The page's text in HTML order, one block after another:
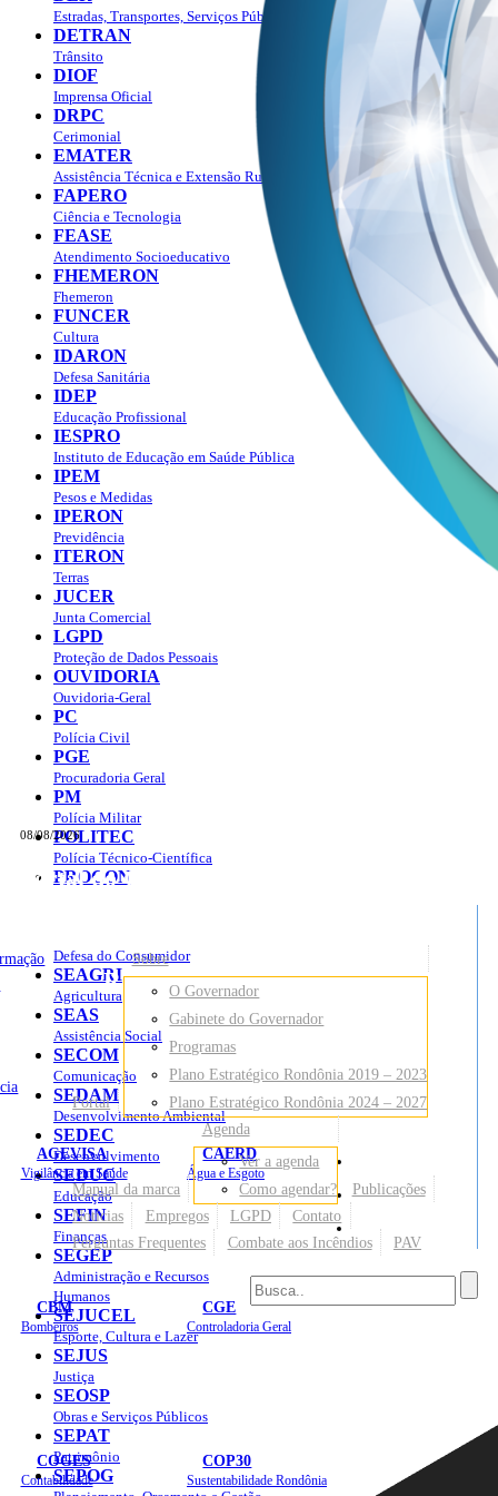
08/08/2026
Portal do Governo do
Rondônia
AGEVISA
Vigilância em Saúde
CAERD
Água e Esgoto
CBM
Bombeiros
CGE
Controladoria Geral
COGES
Contabilidade
COP30
Sustentabilidade Rondônia
Sites
Portal
Sobre
O Governador
Gabinete do Governador
Programas
Plano Estratégico Rondônia 2019 – 2023
Plano Estratégico Rondônia 2024 – 2027
Manual da marca
Agenda
Ver a agenda
Como agendar?
Publicações
Notícias
Empregos LGPD
Contato
Perguntas Frequentes
Combate aos Incêndios PAV
Estradas, Transportes, Serviços Públicos
DETRAN
Trânsito
DIOF
Imprensa Oficial
DRPC
Cerimonial
EMATER
Assistência Técnica e Extensão Rural
FAPERO
Ciência e Tecnologia
FEASE
Atendimento Socioeducativo
FHEMERON
Fhemeron
FUNCER
Cultura
IDARON
Defesa Sanitária
IDEP
Educação Profissional
IESPRO
Instituto de Educação em Saúde Pública
IPEM
Pesos e Medidas
IPERON
Previdência
ITERON
Terras
JUCER
Junta Comercial
LGPD
Proteção de Dados Pessoais
OUVIDORIA
Ouvidoria-Geral
PC
Polícia Civil
PGE
Procuradoria Geral
PM
Polícia Militar
POLITEC
Polícia Técnico-Científica
PROCON
Defesa do Consumidor
SEAGRI
Agricultura
SEAS
Assistência Social
SECOM
Comunicação
SEDAM
Desenvolvimento Ambiental
SEDEC
Desenvolvimento
SEDUC
Educação
SEFIN
Finanças
SEGEP
Administração e Recursos
Humanos
SEJUCEL
Esporte, Cultura e Lazer
SEJUS
Justiça
SEOSP
Obras e Serviços Públicos
SEPAT
Patrimônio
SEPOG